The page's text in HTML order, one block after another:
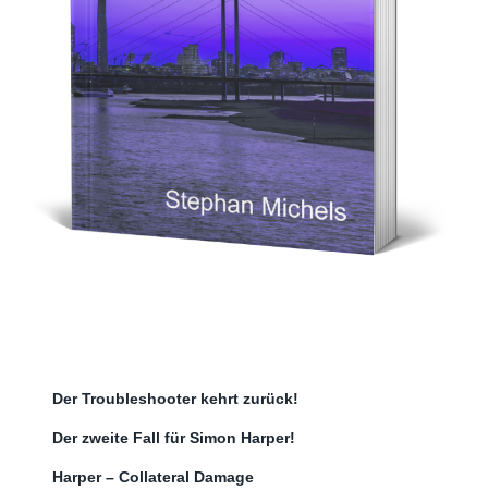
Der Troubleshooter kehrt zurück!
Der zweite Fall für Simon Harper!
Harper – Collateral Damage